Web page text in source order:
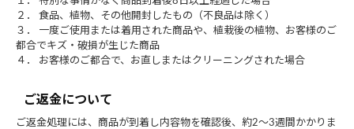
２． 食品、植物、その他開封したもの（不良品は除く）
３． 一度ご使用または着用された商品や、植栽後の植物、お客様のご
都合でキズ・破損が生じた商品
４． お客様のご都合で、お直しまたはクリーニングされた場合
ご返金について
ご返金処理には、商品が到着し内容物を確認後、約2～3週間かかりま